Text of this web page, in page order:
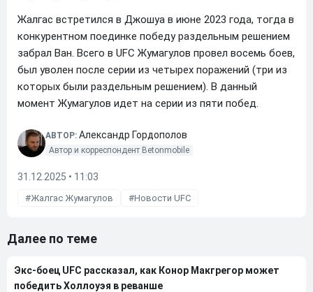
Жалгас встретился в Джошуа в июне 2023 года, тогда в
конкурентном поединке победу раздельным решением
забрал Ван. Всего в UFC Жумагулов провел восемь боев,
был уволен после серии из четырех поражений (три из
которых были раздельным решением). В данный
момент Жумагулов идет на серии из пяти побед.
АВТОР: Александр Гордополов
Автор и корреспондент Betonmobile
31.12.2025 • 11:03
Жалгас Жумагулов Новости UFC
Далее по теме
Экс-боец UFC рассказал, как Конор Макгрегор может
победить Холлоуэя в реванше